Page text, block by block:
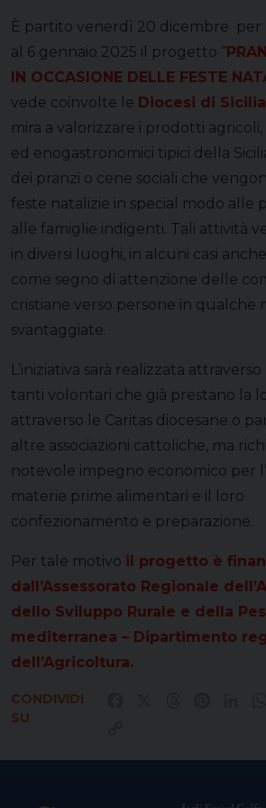
È partito venerdì 20 dicembre per
al 6 gennaio 2025 il progetto “
IN OCCASIONE DELLE FESTE
vede coinvolte le Diocesi di Sicilia
mira a valorizzare i prodotti
ed enogastronomici tipici della
dei pranzi o cene sociali che
feste natalizie in special modo alle
alle famiglie indigenti. Tali attività
in diversi luoghi, in alcuni casi
come segno di attenzione delle
cristiane verso persone in qualche
svantaggiate.
L’iniziativa sarà realizzata
tanti volontari che già prestano la
attraverso le Caritas diocesane o
altre associazioni cattoliche, ma
notevole impegno economico per
materie prime alimentari e il loro
confezionamento e preparazione.
Per tale motivo il progetto è
dall’Assessorato Regionale
dello Sviluppo Rurale e della
mediterranea – Dipartimento
dell’Agricoltura.
CONDIVIDI
SU